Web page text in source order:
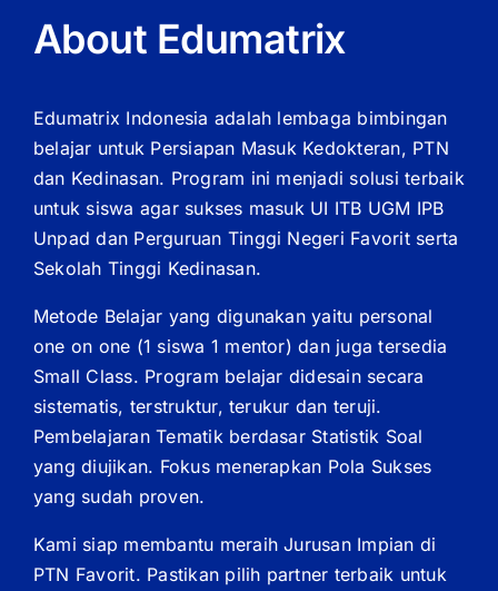
About Edumatrix
Edumatrix Indonesia adalah lembaga bimbingan
belajar untuk Persiapan Masuk Kedokteran, PTN
dan Kedinasan. Program ini menjadi solusi terbaik
untuk siswa agar sukses masuk UI ITB UGM IPB
Unpad dan Perguruan Tinggi Negeri Favorit serta
Sekolah Tinggi Kedinasan.
Metode Belajar yang digunakan yaitu personal
one on one (1 siswa 1 mentor) dan juga tersedia
Small Class. Program belajar didesain secara
sistematis, terstruktur, terukur dan teruji.
Pembelajaran Tematik berdasar Statistik Soal
yang diujikan. Fokus menerapkan Pola Sukses
yang sudah proven.
Kami siap membantu meraih Jurusan Impian di
PTN Favorit. Pastikan pilih partner terbaik untuk